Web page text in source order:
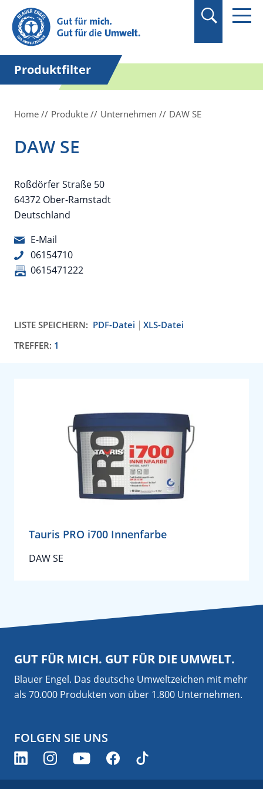
Suchbegriff in
Anführungszeichen
setzen.
Produktfilter
Home Produkte Unternehmen DAW SE
DAW SE
Roßdörfer Straße 50
64372 Ober-Ramstadt
Deutschland
E-Mail
06154710
0615471222
LISTE SPEICHERN: PDF-Datei
XLS-Datei
TREFFER: 1
Tauris PRO i700 Innenfarbe
DAW SE
GUT FÜR MICH. GUT FÜR DIE UMWELT.
Blauer Engel. Das deutsche Umweltzeichen mit mehr
als 70.000 Produkten von über 1.800 Unternehmen.
FOLGEN SIE UNS